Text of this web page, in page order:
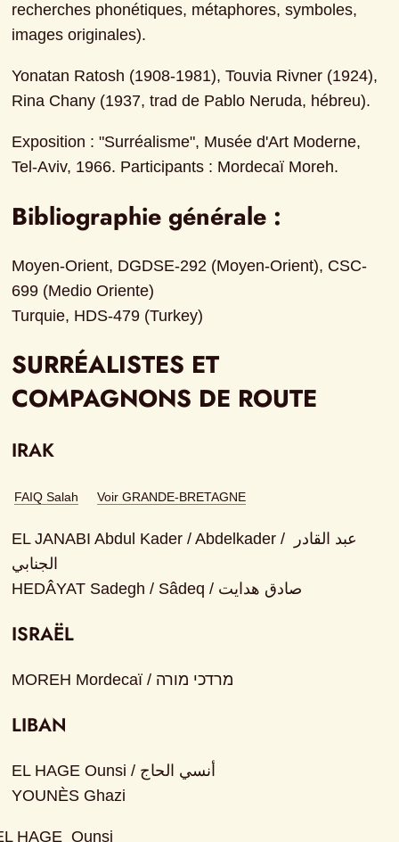
recherches phonétiques, métaphores, symboles,
images originales).
Yonatan Ratosh (1908-1981), Touvia Rivner (1924),
Rina Chany (1937, trad de Pablo Neruda, hébreu).
Exposition : "Surréalisme", Musée d'Art Moderne,
Tel-Aviv, 1966. Participants : Mordecaï Moreh.
Bibliographie générale :
Moyen-Orient, DGDSE-292 (Moyen-Orient), CSC-
699 (Medio Oriente)
Turquie, HDS-479 (Turkey)
SURRÉALISTES ET
COMPAGNONS DE ROUTE
IRAK
FAIQ Salah Voir GRANDE-BRETAGNE
EL JANABI Abdul Kader / Abdelkader / عبد القادر
الجنابي
HEDÂYAT Sadegh / Sâdeq / صادق هدایت
ISRAËL
MOREH Mordecaï / מרדכי מורה
LIBAN
EL HAGE Ounsi / أنسي الحاج
YOUNÈS Ghazi
HAGE Ounsi